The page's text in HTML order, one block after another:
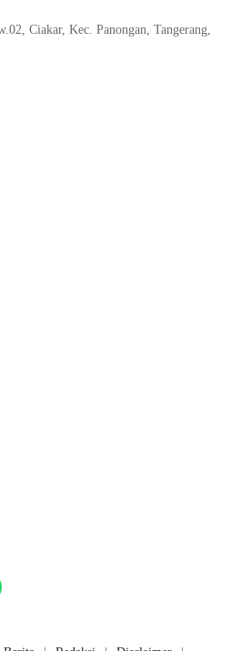
Ciakar, Kec. Panongan, Tangerang,